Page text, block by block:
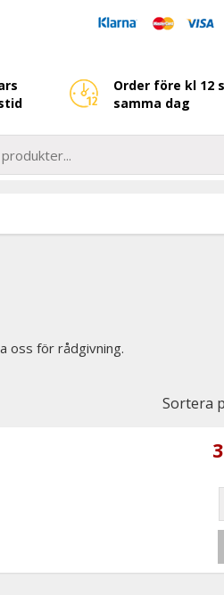
Order före kl 12
samma dag
oss för rådgivning.
Sortera